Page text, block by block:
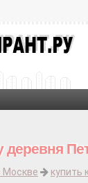
деревня
Москве купить